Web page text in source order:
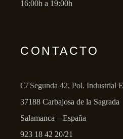
16:00h a 19:00h
CONTACTO
C/ Segunda 42, Pol. Industrial
37188 Carbajosa de la Sagrada
Salamanca – España
923 18 42 20/21